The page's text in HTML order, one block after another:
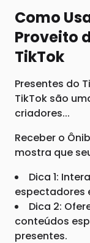
Como
Proveito
TikTok
Presentes do
TikTok são
criadores...
Receber o
mostra que
Dica 1:
espectadores
Dica 2:
conteúdos
presentes.